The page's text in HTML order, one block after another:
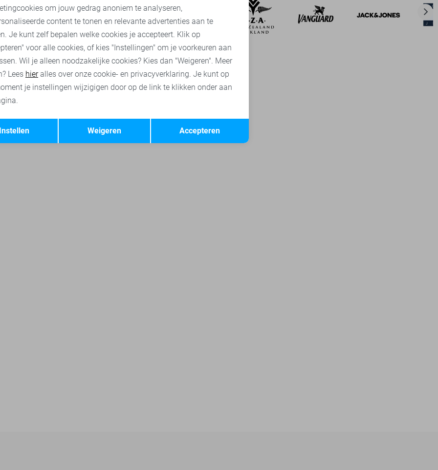
Terug Opslaan
om jouw gedrag anoniem te analyseren,
content te tonen en relevante advertenties aan te
Je kunt zelf bepalen welke cookies je accepteert. Klik op
voor alle cookies, of kies "Instellingen" om je voorkeuren aan
Wil je alleen noodzakelijke cookies? Kies dan "Weigeren". Meer
Lees hieralles over onze cookie- en privacyverklaring. Je kunt op
je instellingen wijzigigen door op de link te klikken onder aan
Accepteren
Weigeren
Instellen